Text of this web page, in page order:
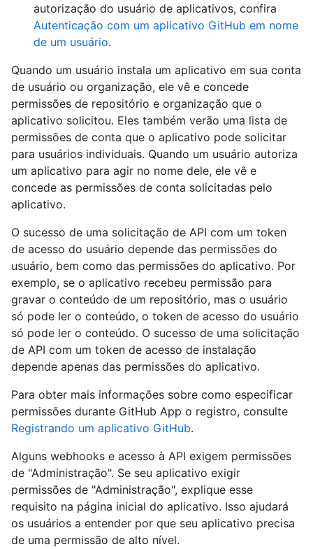
autorização do usuário de aplicativos, confira
Autenticação com um aplicativo GitHub em nome
de um usuário.
Quando um usuário instala um aplicativo em sua conta
de usuário ou organização, ele vê e concede
permissões de repositório e organização que o
aplicativo solicitou. Eles também verão uma lista de
permissões de conta que o aplicativo pode solicitar
para usuários individuais. Quando um usuário autoriza
um aplicativo para agir no nome dele, ele vê e
concede as permissões de conta solicitadas pelo
aplicativo.
O sucesso de uma solicitação de API com um token
de acesso do usuário depende das permissões do
usuário, bem como das permissões do aplicativo. Por
exemplo, se o aplicativo recebeu permissão para
gravar o conteúdo de um repositório, mas o usuário
só pode ler o conteúdo, o token de acesso do usuário
só pode ler o conteúdo. O sucesso de uma solicitação
de API com um token de acesso de instalação
depende apenas das permissões do aplicativo.
Para obter mais informações sobre como especificar
permissões durante GitHub App o registro, consulte
Registrando um aplicativo GitHub.
Alguns webhooks e acesso à API exigem permissões
de "Administração". Se seu aplicativo exigir
permissões de "Administração", explique esse
requisito na página inicial do aplicativo. Isso ajudará
os usuários a entender por que seu aplicativo precisa
de uma permissão de alto nível.